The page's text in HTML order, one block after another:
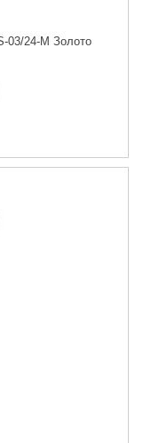
03/24-M Золото